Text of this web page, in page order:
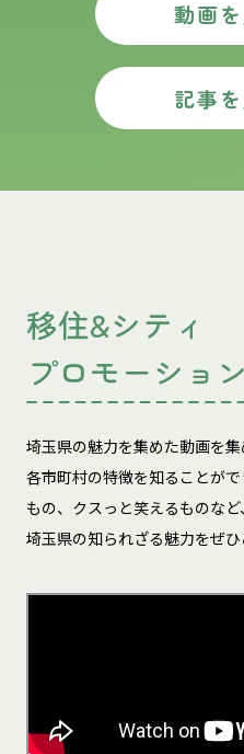
動画
記事
移住&シティ
プロモーショ
埼玉県の魅力を集めた動画を集
各市町村の特徴を知ることが
もの、 クスっと笑えるものなど
埼玉県の知られざる魅力をぜひ